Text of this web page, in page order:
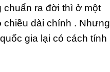
ra đời thì ở một
chiều dài chính . Nhưng
gia lại có cách tính